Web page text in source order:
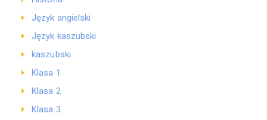
Język angielski
Język kaszubski
kaszubski
Klasa 1
Klasa 2
Klasa 3